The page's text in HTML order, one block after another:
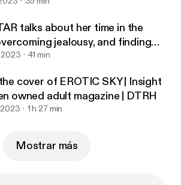
talks about her time in the
jealousy, and finding
2023 41 min
cover of EROTIC SKY | Insight
owned adult magazine | DTRH
1 h 27 min
Mostrar más